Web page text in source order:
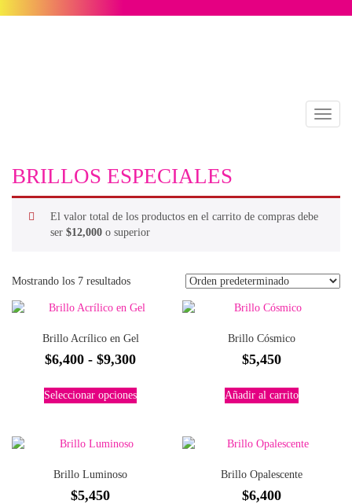
Toggle
BRILLOS ESPECIALES
El valor total de los productos en el carrito de compras debe
ser $12,000 o superior
Mostrando los 7 resultados
Brillo Acrílico en Gel
$6,400 - $9,300Rango
precios:
Seleccionar opcionesproducto
Brillo Cósmico
$5,450
Añadir al carrito
Brillo Luminoso
$5,450
Brillo Opalescente
$6,400